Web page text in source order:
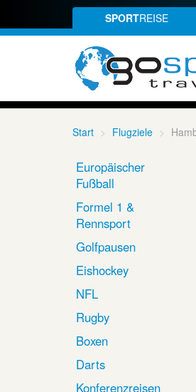
SPORTREISE
Start Flugziele
Europäischer
Fußball
Formel 1 &
Rennsport
Golfpausen
Eishockey
NFL
Rugby
Boxen
Darts
Konferenzreisen